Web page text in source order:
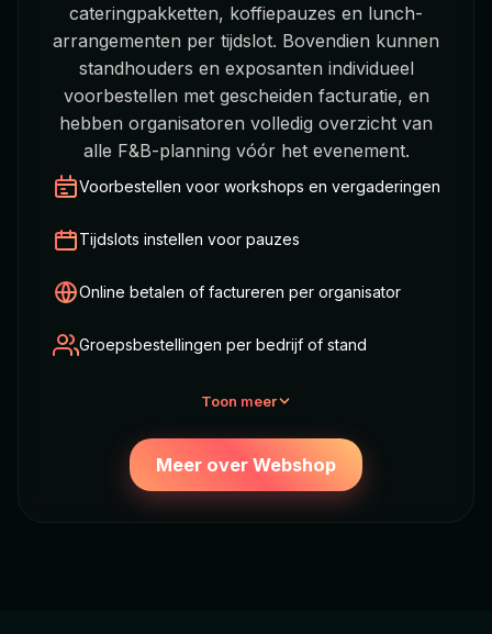
cateringpakketten, koffiepauzes en lunch-
arrangementen per tijdslot. Bovendien kunnen
standhouders en exposanten individueel
voorbestellen met gescheiden facturatie, en
hebben organisatoren volledig overzicht van
alle F&B-planning vóór het evenement.
Voorbestellen voor workshops en vergaderingen
Tijdslots instellen voor pauzes
Online betalen of factureren per organisator
Groepsbestellingen per bedrijf of stand
Toon meer
Meer over Webshop